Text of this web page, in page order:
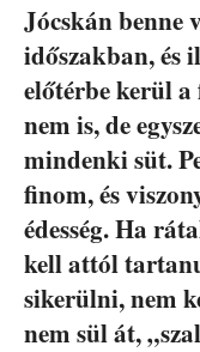
Jócskán benne
időszakban, és
előtérbe kerül
nem is, de
mindenki süt.
finom, és
édesség. Ha
kell attól
sikerülni, nem
nem sül át,